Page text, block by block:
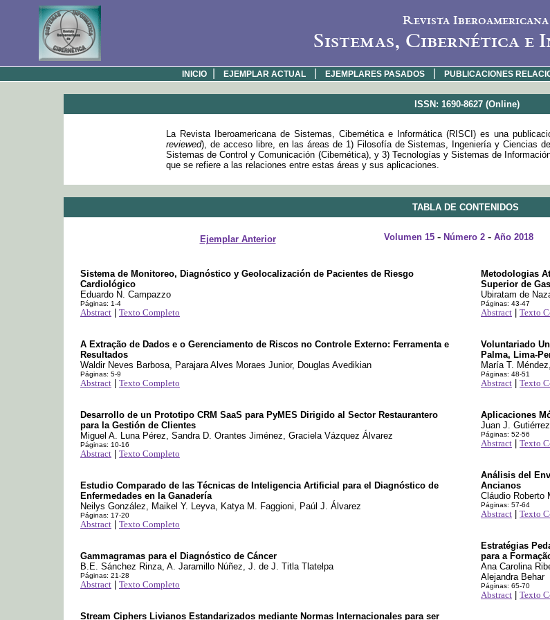
Revista Iberoamericana
Sistemas, Cibernética e
INICIO EJEMPLAR ACTUAL EJEMPLARES PASADOS PUBLICACIONES
ISSN: 1690-8627 (Online)
La Revista Iberoamericana de Sistemas, Cibernética e Informática (RISCI) es una
reviewed), de acceso libre, en las áreas de 1) Filosofía de Sistemas, Ingeniería y Ciencias
Sistemas de Control y Comunicación (Cibernética), y 3) Tecnologías y Sistemas de
que se refiere a las relaciones entre estas áreas y sus aplicaciones.
TABLA DE CONTENIDOS
Ejemplar Anterior Volumen 15 - Número 2 - Año 2018
Sistema de Monitoreo, Diagnóstico y Geolocalización de Pacientes de Riesgo
Cardiológico
Eduardo N. Campazzo
Páginas: 1-4
Abstract Texto Completo
A Extração de Dados e o Gerenciamento de Riscos no Controle Externo: Ferramenta e
Resultados
Waldir Neves Barbosa, Parajara Alves Moraes Junior, Douglas Avedikian
Páginas: 5-9
Abstract Texto Completo
Desarrollo de un Prototipo CRM SaaS para PyMES Dirigido al Sector Restaurantero
para la Gestión de Clientes
Miguel A. Luna Pérez, Sandra D. Orantes Jiménez, Graciela Vázquez Álvarez
Páginas: 10-16
Abstract Texto Completo
Estudio Comparado de las Técnicas de Inteligencia Artificial para el Diagnóstico de
Enfermedades en la Ganadería
Neilys González, Maikel Y. Leyva, Katya M. Faggioni, Paúl J. Álvarez
Páginas: 17-20
Abstract Texto Completo
Gammagramas para el Diagnóstico de Cáncer
B.E. Sánchez Rinza, A. Jaramillo Núñez, J. de J. Titla Tlatelpa
Páginas: 21-28
Abstract Texto Completo
Stream Ciphers Livianos Estandarizados mediante Normas Internacionales para ser
Metodologias
Superior de
Ubiratam de
Páginas: 43-47
Abstract Texto
Voluntariado
Palma, Lima-
María T.
Páginas: 48-51
Abstract Texto
Aplicaciones
Juan J.
Páginas: 52-56
Abstract Texto
Análisis del
Ancianos
Cláudio Roberto
Páginas: 57-64
Abstract Texto
Estratégias
para a
Ana Carolina
Alejandra Behar
Páginas: 65-70
Abstract Texto